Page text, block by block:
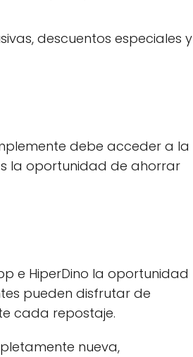
descuentos especiales y
debe acceder a la
la oportunidad de ahorrar
e HiperDino la oportunidad
pueden disfrutar de
cada repostaje.
nueva,